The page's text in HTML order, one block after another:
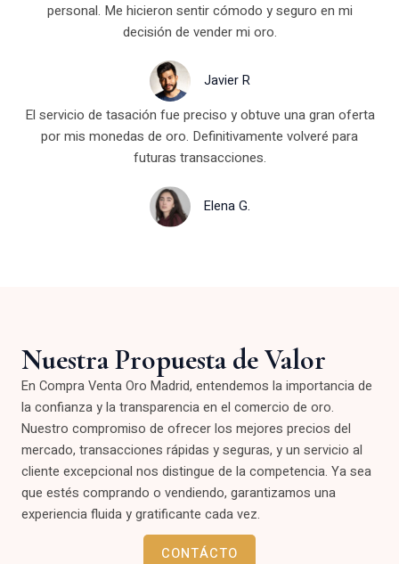
personal. Me hicieron sentir cómodo y seguro en mi
decisión de vender mi oro.
Javier R
El servicio de tasación fue preciso y obtuve una gran oferta
por mis monedas de oro. Definitivamente volveré para
futuras transacciones.
Elena G.
Nuestra Propuesta de Valor
En Compra Venta Oro Madrid, entendemos la importancia de
la confianza y la transparencia en el comercio de oro.
Nuestro compromiso de ofrecer los mejores precios del
mercado, transacciones rápidas y seguras, y un servicio al
cliente excepcional nos distingue de la competencia. Ya sea
que estés comprando o vendiendo, garantizamos una
experiencia fluida y gratificante cada vez.
CONTÁCTO